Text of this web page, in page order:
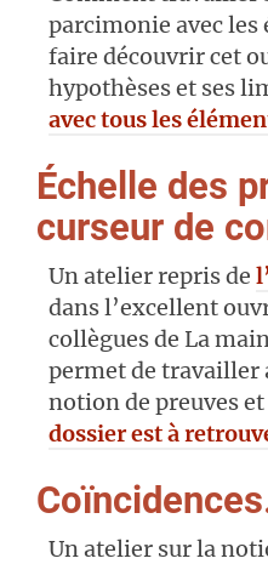
parcimonie avec les
faire découvrir cet
hypothèses et ses
avec tous les
Échelle des
curseur de
Un atelier repris de
dans l’excellent
collègues de La
permet de travailler
notion de preuves
dossier est à
Un atelier sur la